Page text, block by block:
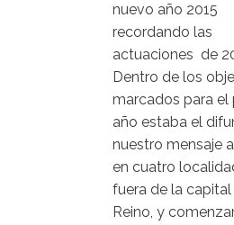
nuevo año 2015
recordando las
actuaciones de
Dentro de los
marcados para el
año estaba el
nuestro mensaje
en cuatro
fuera de la
Reino, y